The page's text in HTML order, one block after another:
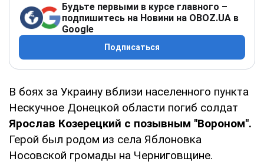
Будьте первыми в курсе главного –
подпишитесь на Новини на OBOZ.UA в
Google
Подписаться
В боях за Украину вблизи населенного пункта
Нескучное Донецкой области погиб солдат
Ярослав Козерецкий с позывным "Вороном".
Герой был родом из села Яблоновка
Носовской громады на Черниговщине.